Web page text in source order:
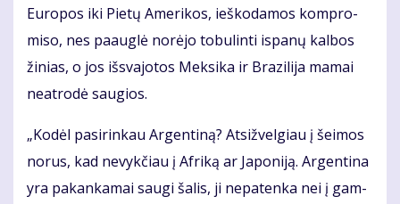
Eu­ro­pos iki Pie­tų Ame­ri­kos, ieš­ko­da­mos kom­pro­
mi­so, nes pa­aug­lė no­rė­jo to­bu­lin­ti is­pa­nų kal­bos
ži­nias, o jos iš­sva­jo­tos Mek­si­ka ir Bra­zi­li­ja ma­mai
ne­at­ro­dė sau­gios.
„Ko­dėl pa­si­rin­kau Ar­gen­ti­ną? At­si­žvel­giau į šei­mos
no­rus, kad ne­vyk­čiau į Af­ri­ką ar Ja­po­ni­ją. Ar­gen­ti­na
yra pa­kan­ka­mai sau­gi ša­lis, ji ne­pa­ten­ka nei į gam­